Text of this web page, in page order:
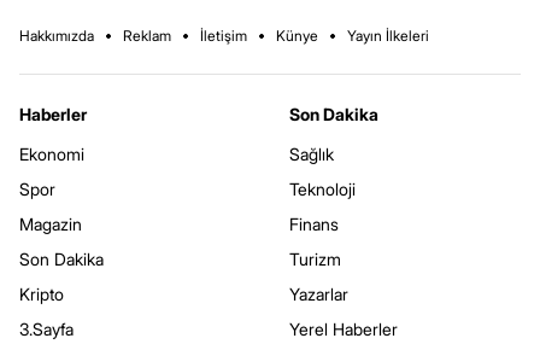
Hakkımızda Reklam İletişim Künye Yayın İlkeleri
Haberler
Ekonomi
Spor
Magazin
Son Dakika
Kripto
3.Sayfa
Son Dakika
Sağlık
Teknoloji
Finans
Turizm
Yazarlar
Yerel Haberler